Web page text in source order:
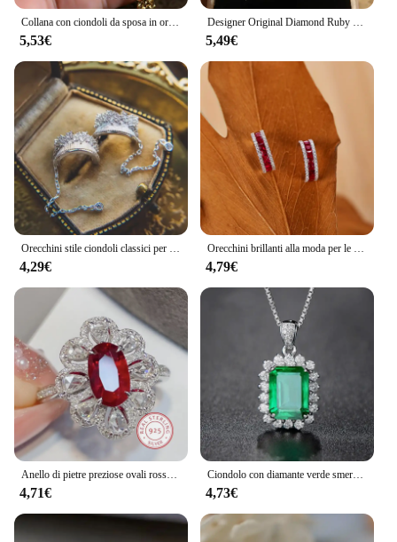
Collana con ciondoli da sposa in oro 14 carati con goccia d'acqua da laboratorio, collana con ciondoli da sposa per le donne, regalo di gioielli per feste di promessa nuziale
5,53€
Designer Original Diamond Ruby anelli di fidanzamento regolabili per le donne Retro Light Luxury Charm Ladies Brand Silver Jewelry
5,49€
Orecchini stile ciondoli classici per donna intarsio diamanti brillanti nappe orecchini semicircolari moda e gioielli squisiti Vintage
4,29€
Orecchini brillanti alla moda per le donne Novità in argento intarsiato con diamanti pieni di pietre preziose rosse Orecchini a bottone a forma di C Gioielli di fidanzamento
4,79€
Anello di pietre preziose ovali rosse di lusso moda 925 gocce bianche in argento Sterling pieno di gioielli per banchetti di fascia alta con zirconi di diamanti
4,71€
Ciondolo con diamante verde smeraldo in vero argento sterling 925 con ciondolo per festa nuziale, collana per gioielli da donna Anelli
4,73€